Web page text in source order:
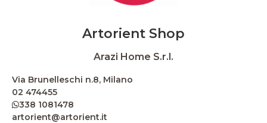
Artorient Shop
Arazi Home S.r.l.
Via Brunelleschi n.8, Milano
02 474455
338 1081478
artorient@artorient.it